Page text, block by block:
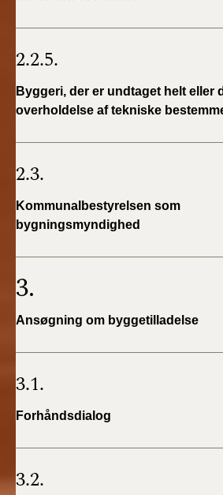
2.2.5.
Byggeri, der er undtaget helt eller
overholdelse af tekniske
2.3.
Kommunalbestyrelsen som
bygningsmyndighed
3.
Ansøgning om byggetilladelse
3.1.
Forhåndsdialog
3.2.